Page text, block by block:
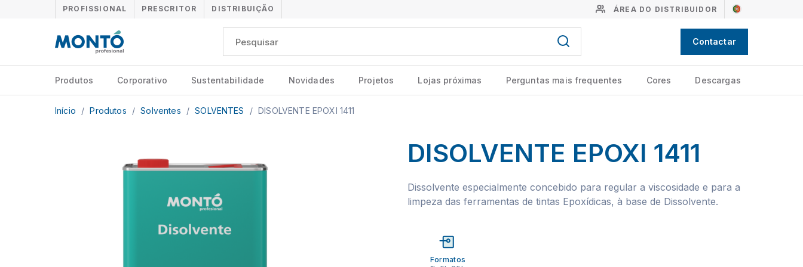
PROFISSIONAL PRESCRITOR DISTRIBUIÇÃO ÁREA DO DISTRIBUIDOR
Contactar
Produtos Corporativo Sustentabilidade Novidades Projetos Lojas próximas Perguntas mais frequentes Cores Descargas
Início / Produtos / Solventes / SOLVENTES / DISOLVENTE EPOXI 1411
DISOLVENTE EPOXI 1411
Dissolvente especialmente concebido para regular a viscosidade e para a
limpeza das ferramentas de tintas Epoxídicas, à base de Dissolvente.
Formatos